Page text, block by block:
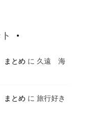
まとめ に 久遠 海
まとめ に 旅行好き